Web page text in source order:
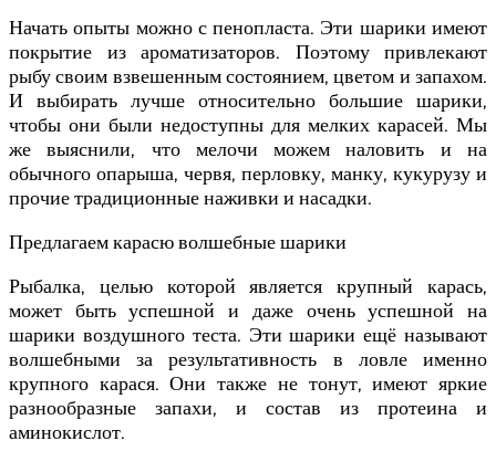
Начать опыты можно с пенопласта. Эти шарики имеют
покрытие из ароматизаторов. Поэтому привлекают
рыбу своим взвешенным состоянием, цветом и запахом.
И выбирать лучше относительно большие шарики,
чтобы они были недоступны для мелких карасей. Мы
же выяснили, что мелочи можем наловить и на
обычного опарыша, червя, перловку, манку, кукурузу и
прочие традиционные наживки и насадки.
Предлагаем карасю волшебные шарики
Рыбалка, целью которой является крупный карась,
может быть успешной и даже очень успешной на
шарики воздушного теста. Эти шарики ещё называют
волшебными за результативность в ловле именно
крупного карася. Они также не тонут, имеют яркие
разнообразные запахи, и состав из протеина и
аминокислот.